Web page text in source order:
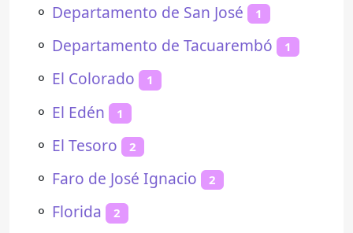
⚬ Departamento de San José 1
⚬ Departamento de Tacuarembó 1
⚬ El Colorado 1
⚬ El Edén 1
⚬ El Tesoro 2
⚬ Faro de José Ignacio 2
⚬ Florida 2